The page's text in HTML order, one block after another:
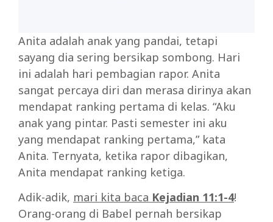
Anita adalah anak yang pandai, tetapi
sayang dia sering bersikap sombong. Hari
ini adalah hari pembagian rapor. Anita
sangat percaya diri dan merasa dirinya akan
mendapat ranking pertama di kelas. “Aku
anak yang pintar. Pasti semester ini aku
yang mendapat ranking pertama,” kata
Anita. Ternyata, ketika rapor dibagikan,
Anita mendapat ranking ketiga.
Adik-adik, mari kita baca Kejadian 11:1-4!
Orang-orang di Babel pernah bersikap